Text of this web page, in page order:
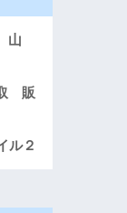
山
販
ル２